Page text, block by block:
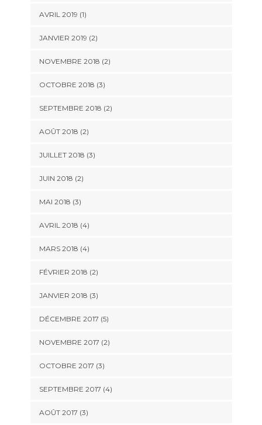
AVRIL 2019 (1)
JANVIER 2019 (2)
NOVEMBRE 2018 (2)
OCTOBRE 2018 (3)
SEPTEMBRE 2018 (2)
AOÛT 2018 (2)
JUILLET 2018 (3)
JUIN 2018 (2)
MAI 2018 (3)
AVRIL 2018 (4)
MARS 2018 (4)
FÉVRIER 2018 (2)
JANVIER 2018 (3)
DÉCEMBRE 2017 (5)
NOVEMBRE 2017 (2)
OCTOBRE 2017 (3)
SEPTEMBRE 2017 (4)
AOÛT 2017 (3)